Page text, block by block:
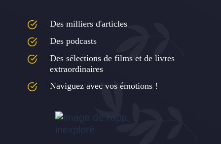
Des milliers d'articles
Des podcasts
Des sélections de films et de livres
extraordinaires
Naviguez avec vos émotions !